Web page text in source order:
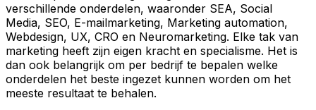
verschillende onderdelen, waaronder SEA, Social
Media, SEO, E-mailmarketing, Marketing automation,
Webdesign, UX, CRO en Neuromarketing. Elke tak van
marketing heeft zijn eigen kracht en specialisme. Het is
dan ook belangrijk om per bedrijf te bepalen welke
onderdelen het beste ingezet kunnen worden om het
meeste resultaat te behalen.